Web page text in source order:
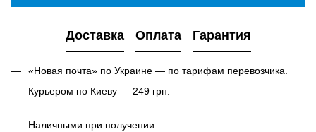
Доставка Оплата Гарантия
«Новая почта» по Украине — по тарифам перевозчика.
Курьером по Киеву — 249 грн.
Наличными при получении